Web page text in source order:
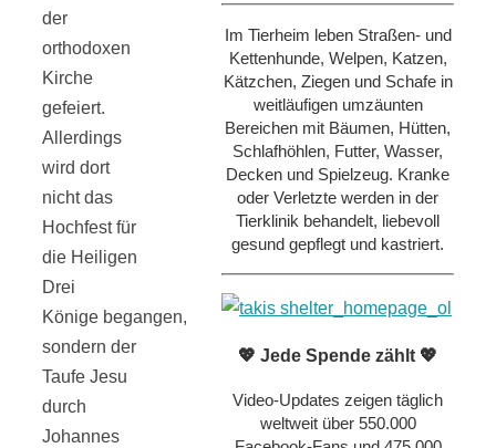
der
orthodoxen
Kirche
gefeiert.
Allerdings
wird dort
nicht das
Hochfest für
die Heiligen
Drei
Könige begangen,
sondern der
Taufe Jesu
durch
Johannes
Im Tierheim leben Straßen- und
Kettenhunde, Welpen, Katzen,
Kätzchen, Ziegen und Schafe in
weitläufigen umzäunten
Bereichen mit Bäumen, Hütten,
Schlafhöhlen, Futter, Wasser,
Decken und Spielzeug. Kranke
oder Verletzte werden in der
Tierklinik behandelt, liebevoll
gesund gepflegt und kastriert.
💖 Jede Spende zählt 💖
Video-Updates zeigen täglich
weltweit über 550.000